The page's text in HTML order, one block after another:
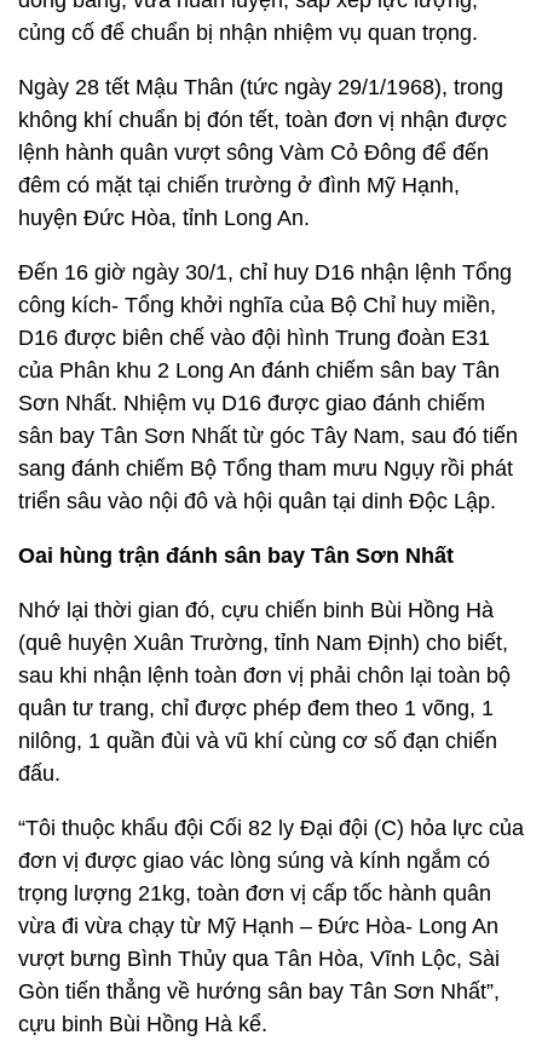
củng cố để chuẩn bị nhận nhiệm vụ quan trọng.
Ngày 28 tết Mậu Thân (tức ngày 29/1/1968), trong
không khí chuẩn bị đón tết, toàn đơn vị nhận được
lệnh hành quân vượt sông Vàm Cỏ Đông để đến
đêm có mặt tại chiến trường ở đình Mỹ Hạnh,
huyện Đức Hòa, tỉnh Long An.
Đến 16 giờ ngày 30/1, chỉ huy D16 nhận lệnh Tổng
công kích- Tổng khởi nghĩa của Bộ Chỉ huy miền,
D16 được biên chế vào đội hình Trung đoàn E31
của Phân khu 2 Long An đánh chiếm sân bay Tân
Sơn Nhất. Nhiệm vụ D16 được giao đánh chiếm
sân bay Tân Sơn Nhất từ góc Tây Nam, sau đó tiến
sang đánh chiếm Bộ Tổng tham mưu Ngụy rồi phát
triển sâu vào nội đô và hội quân tại dinh Độc Lập.
Oai hùng trận đánh sân bay Tân Sơn Nhất
Nhớ lại thời gian đó, cựu chiến binh Bùi Hồng Hà
(quê huyện Xuân Trường, tỉnh Nam Định) cho biết,
sau khi nhận lệnh toàn đơn vị phải chôn lại toàn bộ
quân tư trang, chỉ được phép đem theo 1 võng, 1
nilông, 1 quần đùi và vũ khí cùng cơ số đạn chiến
đấu.
“Tôi thuộc khẩu đội Cối 82 ly Đại đội (C) hỏa lực của
đơn vị được giao vác lòng súng và kính ngắm có
trọng lượng 21kg, toàn đơn vị cấp tốc hành quân
vừa đi vừa chạy từ Mỹ Hạnh – Đức Hòa- Long An
vượt bưng Bình Thủy qua Tân Hòa, Vĩnh Lộc, Sài
Gòn tiến thẳng về hướng sân bay Tân Sơn Nhất”,
cựu binh Bùi Hồng Hà kể.